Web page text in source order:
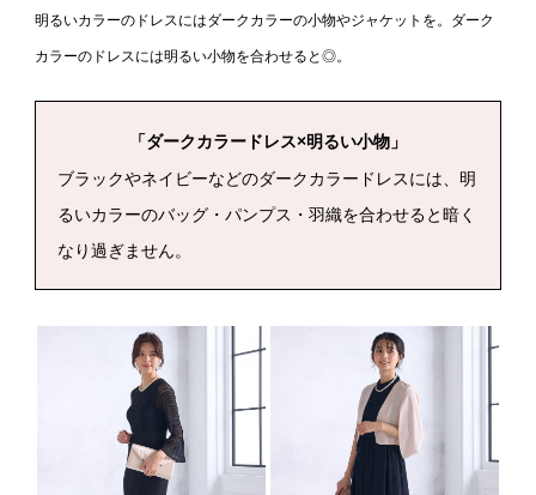
明るいカラーのドレスにはダークカラーの小物やジャケットを。ダーク
カラーのドレスには明るい小物を合わせると◎。
「ダークカラードレス×明るい小物」
ブラックやネイビーなどのダークカラードレスには、明
るいカラーのバッグ・パンプス・羽織を合わせると暗く
なり過ぎません。